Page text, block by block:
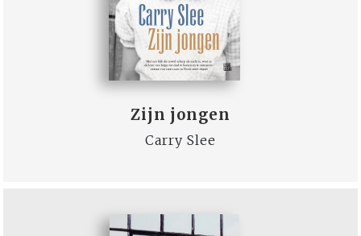
Zijn jongen
Carry Slee